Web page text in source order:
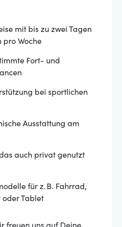
mit bis zu zwei Tagen
pro Woche
Fort- und
bei sportlichen
Ausstattung am
auch privat genutzt
für z. B. Fahrrad,
oder Tablet